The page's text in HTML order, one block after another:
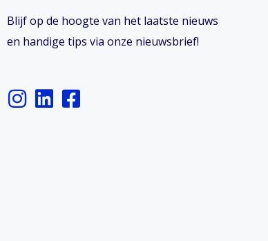
Blijf op de hoogte van het laatste nieuws
en handige tips via onze nieuwsbrief!
I
n
L
i
F
a